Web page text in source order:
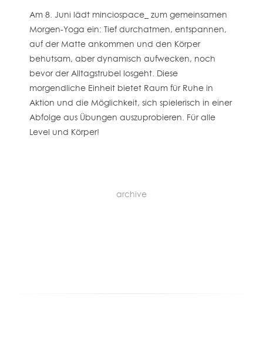
Am 8. Juni lädt minciospace_ zum gemeinsamen
Morgen-Yoga ein: Tief durchatmen, entspannen,
auf der Matte ankommen und den Körper
behutsam, aber dynamisch aufwecken, noch
bevor der Alltagstrubel losgeht. Diese
morgendliche Einheit bietet Raum für Ruhe in
Aktion und die Möglichkeit, sich spielerisch in einer
Abfolge aus Übungen auszuprobieren. Für alle
Level und Körper!
archive